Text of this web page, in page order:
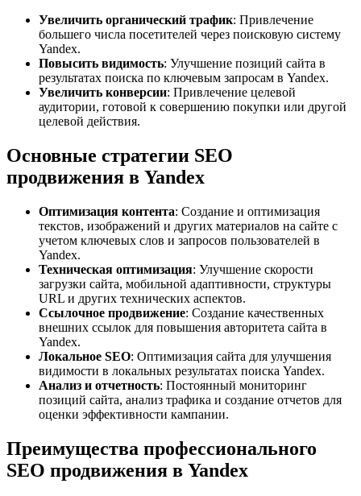
Увеличить органический трафик: Привлечение
большего числа посетителей через поисковую систему
Yandex.
Повысить видимость: Улучшение позиций сайта в
результатах поиска по ключевым запросам в Yandex.
Увеличить конверсии: Привлечение целевой
аудитории, готовой к совершению покупки или другой
целевой действия.
Основные стратегии SEO
продвижения в Yandex
Оптимизация контента: Создание и оптимизация
текстов, изображений и других материалов на сайте с
учетом ключевых слов и запросов пользователей в
Yandex.
Техническая оптимизация: Улучшение скорости
загрузки сайта, мобильной адаптивности, структуры
URL и других технических аспектов.
Ссылочное продвижение: Создание качественных
внешних ссылок для повышения авторитета сайта в
Yandex.
Локальное SEO: Оптимизация сайта для улучшения
видимости в локальных результатах поиска Yandex.
Анализ и отчетность: Постоянный мониторинг
позиций сайта, анализ трафика и создание отчетов для
оценки эффективности кампании.
Преимущества профессионального
SEO продвижения в Yandex